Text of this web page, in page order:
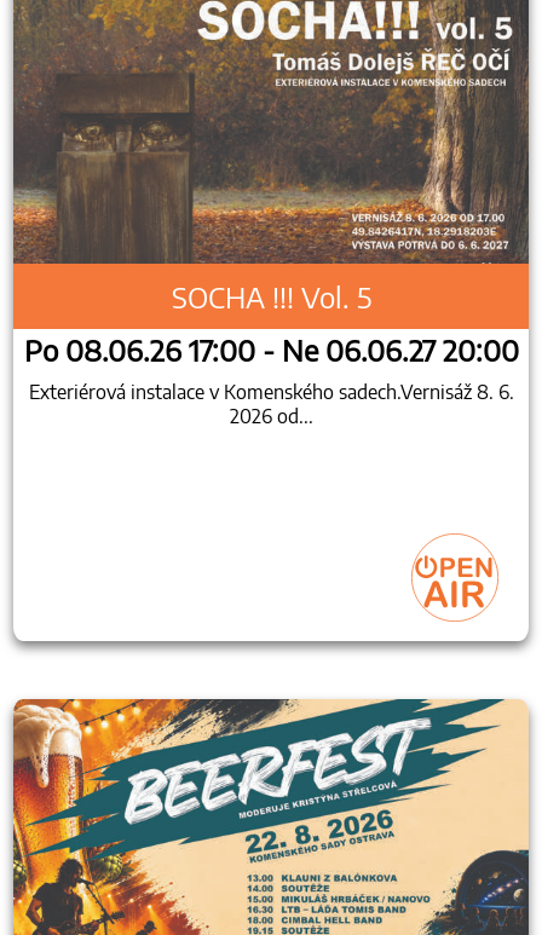
SOCHA !!! Vol. 5
Po 08.06.26 17:00 - Ne 06.06.27 20:00
Exteriérová instalace v Komenského sadech.Vernisáž 8. 6.
2026 od...